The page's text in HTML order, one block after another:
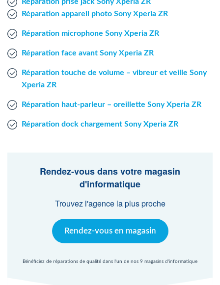
Réparation appareil photo Sony Xperia ZR
Réparation microphone Sony Xperia ZR
Réparation face avant Sony Xperia ZR
Réparation touche de volume – vibreur et veille Sony
Xperia ZR
Réparation haut-parleur – oreillette Sony Xperia ZR
Réparation dock chargement Sony Xperia ZR
Rendez-vous dans votre magasin
d'informatique
Trouvez l'agence la plus proche
Rendez-vous en magasin
Bénéficiez de réparations de qualité dans l'un de nos 9 magasins d'informatique